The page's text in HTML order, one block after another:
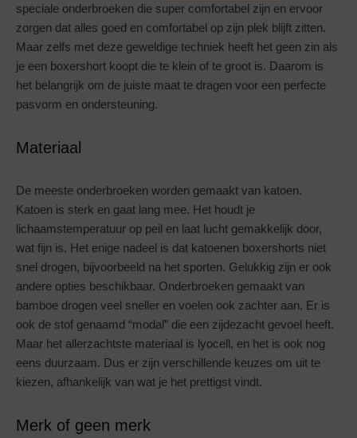
speciale onderbroeken die super comfortabel zijn en ervoor
zorgen dat alles goed en comfortabel op zijn plek blijft zitten.
Maar zelfs met deze geweldige techniek heeft het geen zin als
je een boxershort koopt die te klein of te groot is. Daarom is
het belangrijk om de juiste maat te dragen voor een perfecte
pasvorm en ondersteuning.
Materiaal
De meeste onderbroeken worden gemaakt van katoen.
Katoen is sterk en gaat lang mee. Het houdt je
lichaamstemperatuur op peil en laat lucht gemakkelijk door,
wat fijn is. Het enige nadeel is dat katoenen boxershorts niet
snel drogen, bijvoorbeeld na het sporten. Gelukkig zijn er ook
andere opties beschikbaar. Onderbroeken gemaakt van
bamboe drogen veel sneller en voelen ook zachter aan. Er is
ook de stof genaamd “modal” die een zijdezacht gevoel heeft.
Maar het allerzachtste materiaal is lyocell, en het is ook nog
eens duurzaam. Dus er zijn verschillende keuzes om uit te
kiezen, afhankelijk van wat je het prettigst vindt.
Merk of geen merk